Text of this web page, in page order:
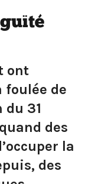
ont
foulée de
31
des
la
des